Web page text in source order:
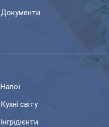
Документи
Напої
Кухні світу
Інгрідієнти